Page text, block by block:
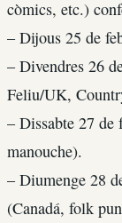
còmics, etc.)
– Dijous 25 de
– Divendres 26
Feliu/UK,
– Dissabte 27
manouche).
– Diumenge 28
(Canadá, folk